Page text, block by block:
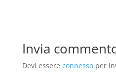
Invia
Devi essere connessoper